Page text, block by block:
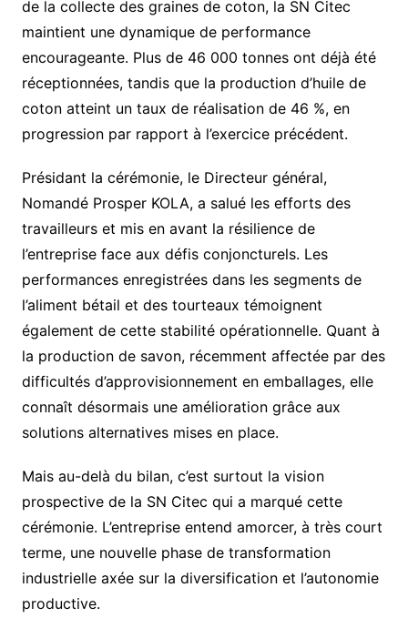
de la collecte des graines de coton, la SN Citec
maintient une dynamique de performance
encourageante. Plus de 46 000 tonnes ont déjà été
réceptionnées, tandis que la production d’huile de
coton atteint un taux de réalisation de 46 %, en
progression par rapport à l’exercice précédent.
Présidant la cérémonie, le Directeur général,
Nomandé Prosper KOLA, a salué les efforts des
travailleurs et mis en avant la résilience de
l’entreprise face aux défis conjoncturels. Les
performances enregistrées dans les segments de
l’aliment bétail et des tourteaux témoignent
également de cette stabilité opérationnelle. Quant à
la production de savon, récemment affectée par des
difficultés d’approvisionnement en emballages, elle
connaît désormais une amélioration grâce aux
solutions alternatives mises en place.
Mais au-delà du bilan, c’est surtout la vision
prospective de la SN Citec qui a marqué cette
cérémonie. L’entreprise entend amorcer, à très court
terme, une nouvelle phase de transformation
industrielle axée sur la diversification et l’autonomie
productive.